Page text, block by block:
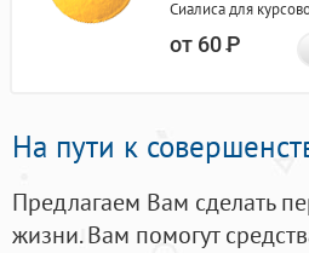
Сиалиса для
от 60Р
На пути к
Предлагаем Вам сделать
жизни. Вам помогут